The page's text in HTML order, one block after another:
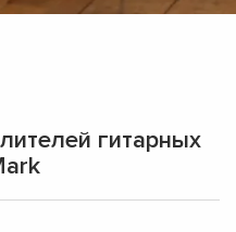
гитарных